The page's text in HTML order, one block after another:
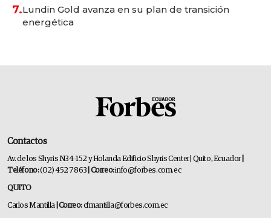
7.Lundin Gold avanza en su plan de transición
energética
Contactos
Av. de los Shyris N34-152 y Holanda Edificio Shyris Center | Quito, Ecuador
Teléfono:(02) 452 7863 | Correo:info@forbes.com.ec
QUITO
Carlos Mantilla | Correo:cfmantilla@forbes.com.ec